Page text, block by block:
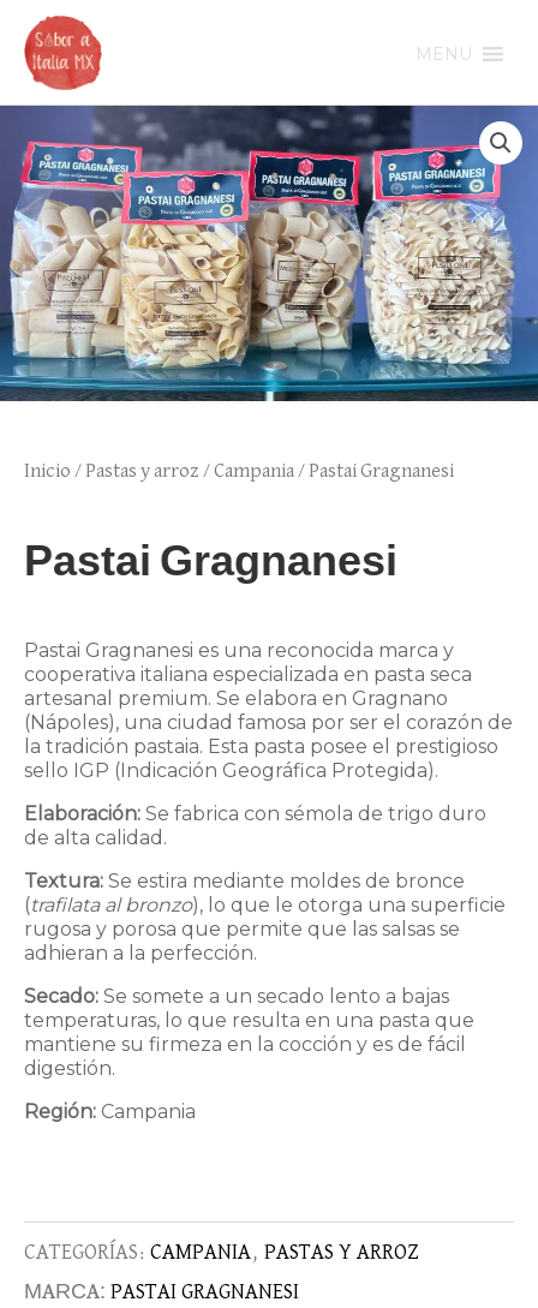
contenido
MENU
Inicio /Pastas y arroz /Campania/ Pastai Gragnanesi
Pastai Gragnanesi
Pastai Gragnanesi es una reconocida marca y
cooperativa italiana especializada en pasta seca
artesanal premium. Se elabora en Gragnano
(Nápoles), una ciudad famosa por ser el corazón de
la tradición pastaia. Esta pasta posee el prestigioso
sello IGP (Indicación Geográfica Protegida).
Elaboración: Se fabrica con sémola de trigo duro
de alta calidad.
Textura: Se estira mediante moldes de bronce
(trafilata al bronzo), lo que le otorga una superficie
rugosa y porosa que permite que las salsas se
adhieran a la perfección.
Secado: Se somete a un secado lento a bajas
temperaturas, lo que resulta en una pasta que
mantiene su firmeza en la cocción y es de fácil
digestión.
Región: Campania
CATEGORÍAS: CAMPANIA, PASTAS Y ARROZ
MARCA: PASTAI GRAGNANESI